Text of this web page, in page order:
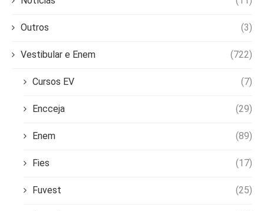
Outros (3)
Vestibular e Enem (722)
Cursos EV (7)
Encceja (29)
Enem (89)
Fies (17)
Fuvest (25)